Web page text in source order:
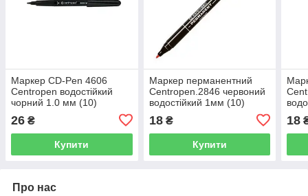
Маркер CD-Pen 4606
Centropen водостійкий
чорний 1.0 мм (10)
26 ₴
Купити
Маркер перманентний
Centropen.2846 червоний
водостійкий 1мм (10)
18₴
Купити
18
Про нас